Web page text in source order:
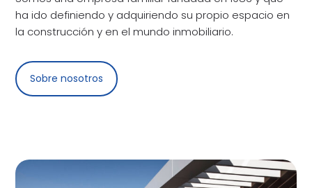
ha ido definiendo y adquiriendo su propio espacio en
la construcción y en el mundo inmobiliario.
Sobre nosotros